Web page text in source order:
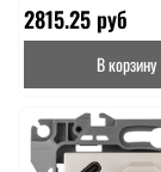
2815.25 руб
В корзину